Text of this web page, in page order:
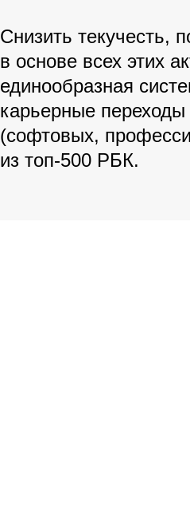
Снизить текучесть,
в основе всех этих
единообразная
карьерные переходы
(софтовых,
из топ-500 РБК.